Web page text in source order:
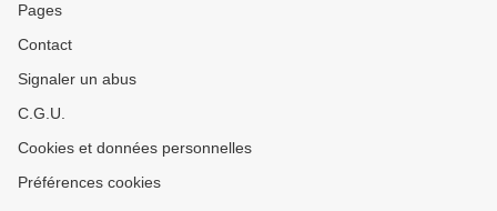
Pages
Contact
Signaler un abus
C.G.U.
Cookies et données personnelles
Préférences cookies